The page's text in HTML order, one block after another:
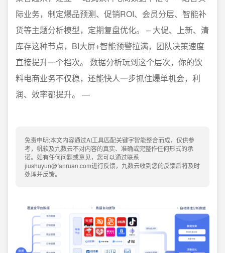
际业务，制定爆品预测、促销ROI、会员分层、智能补
货等主题分析模型，定期复盘优化。 – 大促、上新、清
库存这种节点，BI大屏+智能预警拉满，团队决策速度
直接提升一个档次。 数据分析玩到这个层次，你的饮
料电商业务不仅稳，还能快人一步抓住爆单机会，利
润、效率都提升。 —
免责申明:本文内容通过AI工具匹配关键字智能整合而成，仅供参
考，帆软及九数云不对内容的真实、准确或完整作任何形式的承
诺。如有任何问题或意见，您可以通过联系
jiushuyun@fanruan.com进行反馈，九数云收到您的反馈后将及时
处理并反馈。